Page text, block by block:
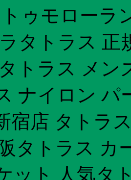
トゥモローラ
タトラス 正
トラス メン
ナイロン パ
宿店 タトラ
タトラス カ
ット 人気タ